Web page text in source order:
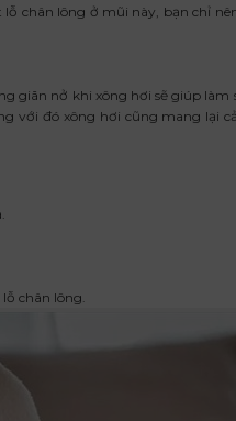
chân lông ở mũi này, bạn chỉ
giãn nở khi xông hơi sẽ giúp làm
với đó xông hơi cũng mang lại
chân lông.